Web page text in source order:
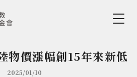
to Navigation
to Main content
物價漲幅創15年來新低
2025/01/10